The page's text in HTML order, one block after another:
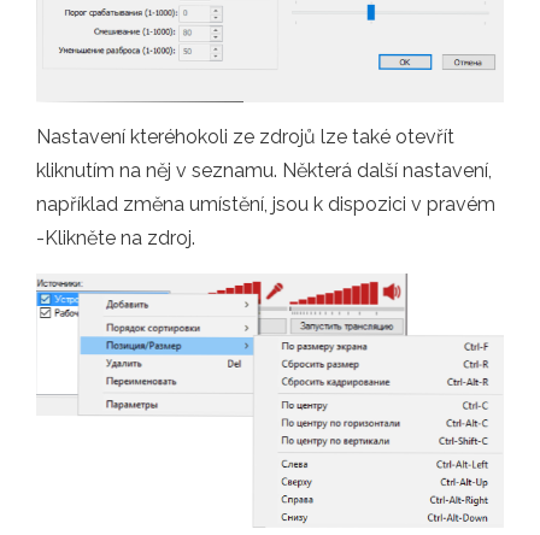
Nastavení kteréhokoli ze zdrojů lze také otevřít
kliknutím na něj v seznamu. Některá další nastavení,
například změna umístění, jsou k dispozici v pravém
-Klikněte na zdroj.